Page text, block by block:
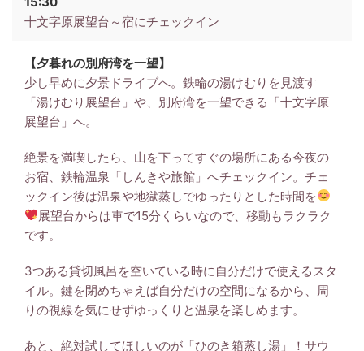
十文字原展望台～宿にチェックイン
【夕暮れの別府湾を一望】
少し早めに夕景ドライブへ。鉄輪の湯けむりを見渡す
「湯けむり展望台」や、別府湾を一望できる「十文字原
展望台」へ。
絶景を満喫したら、山を下ってすぐの場所にある今夜の
お宿、鉄輪温泉「しんきや旅館」へチェックイン。チェ
ックイン後は温泉や地獄蒸しでゆったりとした時間を
展望台からは車で15分くらいなので、移動もラクラク
です。
3つある貸切風呂を空いている時に自分だけで使えるスタ
イル。鍵を閉めちゃえば自分だけの空間になるから、周
りの視線を気にせずゆっくりと温泉を楽しめます。
あと、絶対試してほしいのが「ひのき箱蒸し湯」！サウ